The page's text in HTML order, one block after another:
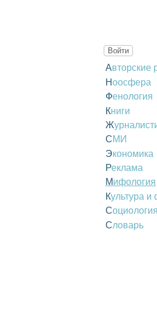
Войти
Авторские
Ноосфера
Фенология
Книги
СМИ
Экономика
Реклама
Мифология
Культура
Словарь